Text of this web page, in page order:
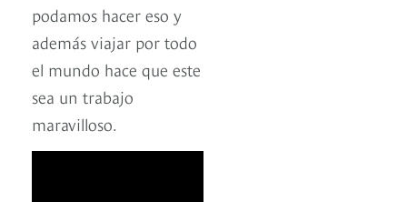
podamos hacer eso y
además viajar por todo
el mundo hace que este
sea un trabajo
maravilloso.